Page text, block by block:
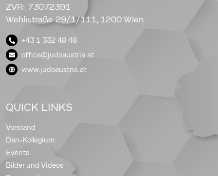
ZVR: 73072391
Wehlistraße 29/1/111, 1200 Wien
+43 1 332 48 48
office@judoaustria.at
www.judoaustria.at
QUICK LINKS
Vorstand
Dan-Kollegium
Events
Bilder und Videos